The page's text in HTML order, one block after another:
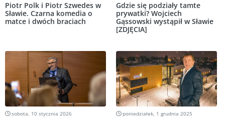
Piotr Polk i Piotr Szwedes w
Sławie. Czarna komedia o
matce i dwóch braciach
Gdzie się podziały tamte
prywatki? Wojciech
Gąssowski wystąpił w Sławie
[ZDJĘCIA]
sobota, 10 stycznia 2026 poniedziałek, 1 grudnia 2025